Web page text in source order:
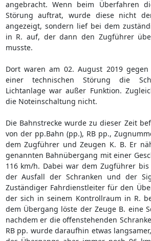
angebracht. Wenn beim Überfahren
Störung auftrat, wurde diese nicht
angezeigt, sondern lief bei dem
in R. auf, der dann den Zugführer
musste.
Dort waren am 02. August 2019
einer technischen Störung die
Lichtanlage war außer Funktion.
die Noteinschaltung nicht.
Die Bahnstrecke wurde zu dieser Zeit
von der pp.Bahn (pp.), RB pp.,
dem Zugführer und Zeugen K. B. Er
genannten Bahnübergang mit einer
116 km/h. Dabei war dem Zugführer
der Ausfall der Schranken und der
Zuständiger Fahrdienstleiter für den
der sich in seinem Kontrollraum in R.
dem Übergang löste der Zeuge B. eine
nachdem er die offenstehenden
RB pp. wurde daraufhin etwas